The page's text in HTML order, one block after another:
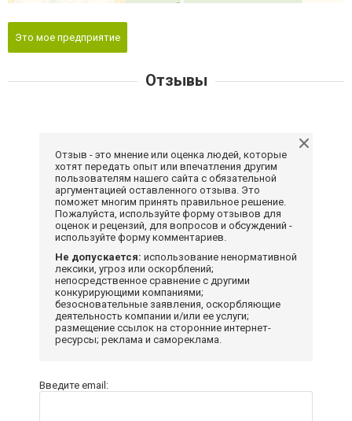
Это мое предприятие
Отзывы
Отзыв - это мнение или оценка людей, которые
хотят передать опыт или впечатления другим
пользователям нашего сайта с обязательной
аргументацией оставленного отзыва. Это
поможет многим принять правильное решение.
Пожалуйста, используйте форму отзывов для
оценок и рецензий, для вопросов и обсуждений -
используйте форму комментариев.
Не допускается: использование ненормативной
лексики, угроз или оскорблений;
непосредственное сравнение с другими
конкурирующими компаниями;
безосновательные заявления, оскорбляющие
деятельность компании и/или ее услуги;
размещение ссылок на сторонние интернет-
ресурсы; реклама и самореклама.
Введите email: